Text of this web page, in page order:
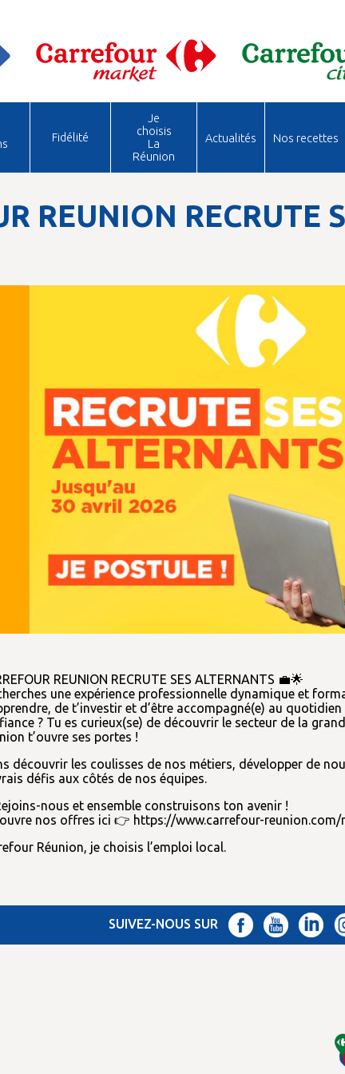
Fidélité
Je
choisis
La
Réunion
Actualités Nos recettes
REUNION RECRUTE
REUNION RECRUTE SES ALTERNANTS 💼🌟
une expérience professionnelle dynamique et
de t’investir et d’être accompagné(e) au
? Tu es curieux(se) de découvrir le secteur de la
t’ouvre ses portes !
découvrir les coulisses de nos métiers, développer de
défis aux côtés de nos équipes.
nous et ensemble construisons ton avenir !
nos offres ici 👉 https://www.carrefour-
Réunion, je choisis l’emploi local.
SUIVEZ-NOUS SUR